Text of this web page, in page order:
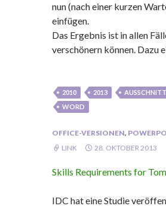
nun (nach einer kurzen
einfügen.
Das Ergebnis ist in allen
verschönern können. Dazu
2010 2013 AUSSCHNITT
WORD
OFFICE-VERSIONEN,
LINK
28. OKTOBER 2013
Skills Requirements for
IDC hat eine Studie